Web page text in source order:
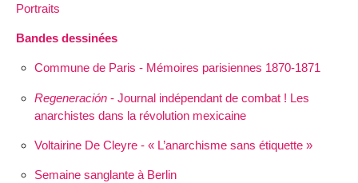
Portraits
Bandes dessinées
Commune de Paris - Mémoires parisiennes 1870-1871
Regeneración- Journal indépendant de combat ! Les
anarchistes dans la révolution mexicaine
Voltairine De Cleyre - « L’anarchisme sans étiquette »
Semaine sanglante à Berlin